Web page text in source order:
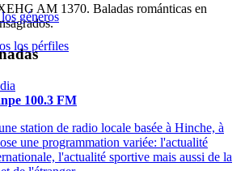
géneros
los pérfiles
AM 1370. Baladas románticas en
100.3 FM
station de radio locale basée à Hinche, à
une programmation variée: l'actualité
l'actualité sportive mais aussi de la